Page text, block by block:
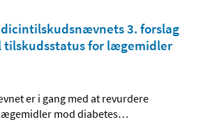
3. forslag
for lægemidler
er i gang med at revurdere
mod diabetes…